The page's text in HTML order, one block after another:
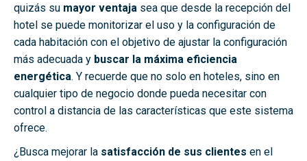
quizás su mayor ventaja sea que desde la recepción del
hotel se puede monitorizar el uso y la configuración de
cada habitación con el objetivo de ajustar la configuración
más adecuada y buscar la máxima eficiencia
energética. Y recuerde que no solo en hoteles, sino en
cualquier tipo de negocio donde pueda necesitar con
control a distancia de las características que este sistema
ofrece.
¿Busca mejorar la satisfacción de sus clientes en el